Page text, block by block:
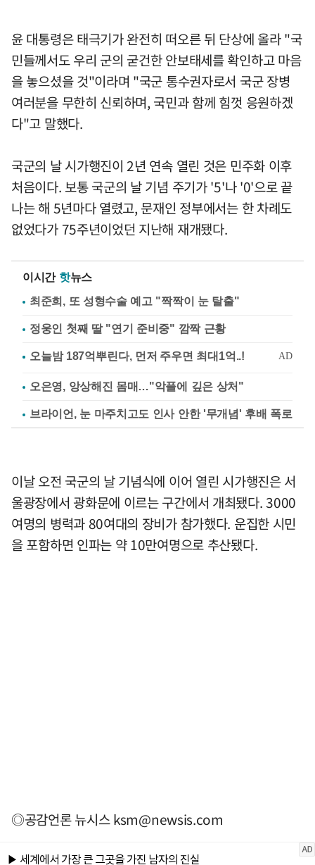
윤 대통령은 태극기가 완전히 떠오른 뒤 단상에 올라 "국
민들께서도 우리 군의 굳건한 안보태세를 확인하고 마음
을 놓으셨을 것"이라며 "국군 통수권자로서 국군 장병
여러분을 무한히 신뢰하며, 국민과 함께 힘껏 응원하겠
다"고 말했다.
국군의 날 시가행진이 2년 연속 열린 것은 민주화 이후
처음이다. 보통 국군의 날 기념 주기가 '5'나 '0'으로 끝
나는 해 5년마다 열렸고, 문재인 정부에서는 한 차례도
없었다가 75주년이었던 지난해 재개됐다.
이시간 핫뉴스
최준희, 또 성형수술 예고 "짝짝이 눈 탈출"
정웅인 첫째 딸 "연기 준비중" 깜짝 근황
오은영, 앙상해진 몸매…"악플에 깊은 상처"
브라이언, 눈 마주치고도 인사 안한 '무개념' 후배 폭로
이날 오전 국군의 날 기념식에 이어 열린 시가행진은 서
울광장에서 광화문에 이르는 구간에서 개최됐다. 3000
여명의 병력과 80여대의 장비가 참가했다. 운집한 시민
을 포함하면 인파는 약 10만여명으로 추산됐다.
◎공감언론 뉴시스ksm@newsis.com